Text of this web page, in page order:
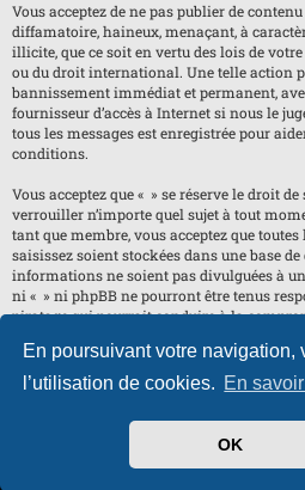
En poursuivant votre navigation,
l’utilisation de cookies. En
OK
Vous acceptez de ne pas publier de
diffamatoire, haineux, menaçant, à
illicite, que ce soit en vertu des lois de
ou du droit international. Une telle action
bannissement immédiat et permanent,
fournisseur d’accès à Internet si nous le
tous les messages est enregistrée pour
conditions.
Vous acceptez que « » se réserve le droit
verrouiller n’importe quel sujet à tout
tant que membre, vous acceptez que
saisissez soient stockées dans une base de
informations ne soient pas divulguées à
ni « » ni phpBB ne pourront être tenus
piratage qui pourrait conduire à la
Retour vers le site U.A.G.R.
Développé parphpBB® Forum
Traduit par
Style parH. DREUILHE avec